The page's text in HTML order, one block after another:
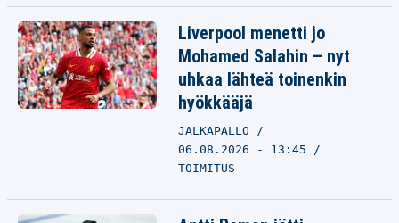
Liverpool menetti jo
Mohamed Salahin – nyt
uhkaa lähteä toinenkin
hyökkääjä
JALKAPALLO
06.08.2026 - 13:45
TOIMITUS